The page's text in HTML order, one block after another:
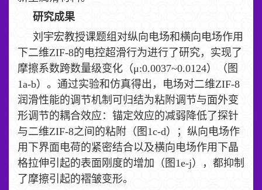
研究成果
刘宇宏教授课题组对纵向电场和横向电场作用
下二维ZIF-8的电控超滑行为进行了研究，实现了
摩擦系数跨数量级变化（μ:0.0037~0.0124）（图
1a-b）。通过实验和仿真得出，电场对二维ZIF-8
润滑性能的调节机制可归结为粘附调节与面外变
形调节的耦合效应：锚定效应的减弱降低了探针
与二维ZIF-8之间的粘附（图1c-d）；纵向电场作
用下界面电荷的紧密结合以及横向电场作用下晶
格拉伸引起的表面刚度的增加（图1e-j），都抑制
了摩擦引起的褶皱变形。